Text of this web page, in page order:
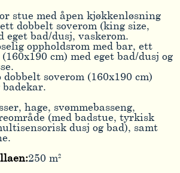
stue med åpen kjøkkenløsning
dobbelt soverom (king size,
eget bad/dusj, vaskerom.
oppholdsrom med bar, ett
cm) med eget bad/dusj og
soverom (160x190 cm)
badekar.
hage, svømmebasseng,
(med badstue, tyrkisk
dusj og bad), samt
250 m²